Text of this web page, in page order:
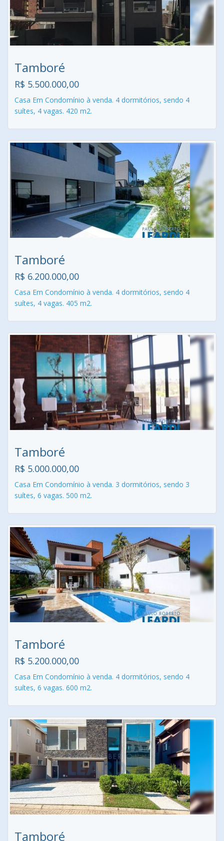
Tamboré
R$ 5.500.000,00
Casa Em Condomínio à venda. 4 dormitórios, sendo 4
suítes, 4 vagas. 420 m2.
Tamboré
R$ 6.200.000,00
Casa Em Condomínio à venda. 4 dormitórios, sendo 4
suítes, 4 vagas. 405 m2.
Tamboré
R$ 5.000.000,00
Casa Em Condomínio à venda. 3 dormitórios, sendo 3
suítes, 6 vagas. 500 m2.
Tamboré
R$ 5.200.000,00
Casa Em Condomínio à venda. 4 dormitórios, sendo 4
suítes, 6 vagas. 600 m2.
Tamboré